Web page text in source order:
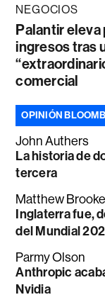
NEGOCIOS
Palantir eleva
ingresos tras
comercial
OPINIÓN
John Authers
La historia de
tercera
Matthew
Inglaterra fue,
del Mundial
Parmy Olson
Anthropic
Nvidia